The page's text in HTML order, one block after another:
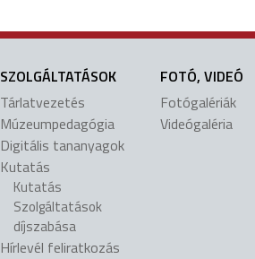
SZOLGÁLTATÁSOK
Tárlatvezetés
Múzeumpedagógia
Digitális tananyagok
Kutatás
Kutatás
Szolgáltatások
díjszabása
Hírlevél feliratkozás
FOTÓ, VIDEÓ
Fotógalériák
Videógaléria